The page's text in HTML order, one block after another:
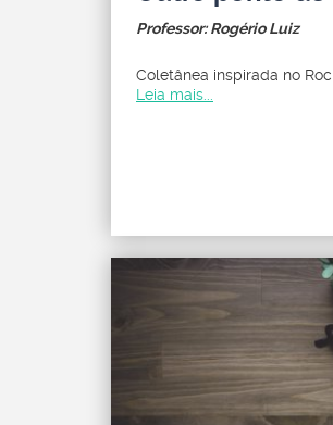
Professor: Rogério Luiz
Coletânea inspirada no
Leia mais...